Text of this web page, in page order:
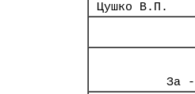
Цушко В.П.
За -